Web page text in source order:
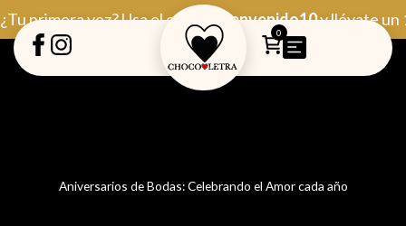
al
contenido
¿Tu primera vez? Usa el código Bienvenido10y llévate un
0
Aniversarios de Bodas: Celebrando el Amor cada año